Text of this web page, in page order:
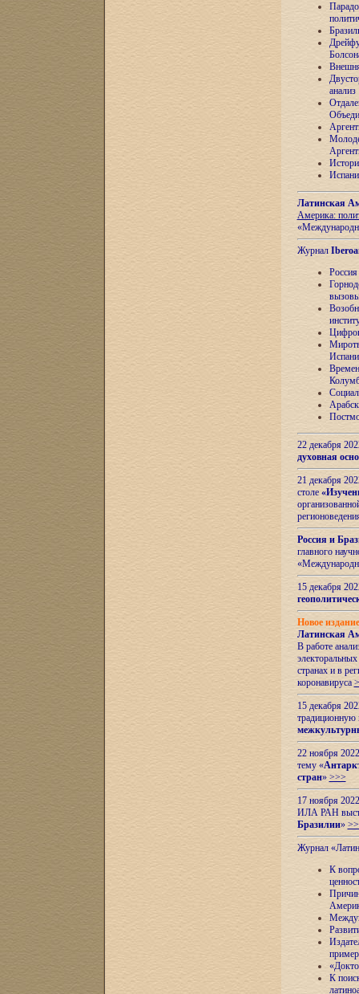
анализ
Латинская
Америка:
Журнал
22 декабря
духовная
21 декабря
столе
Россия и
главного
15 декабря
Новое
Латинская
В работе
странах и в
коронавируса
15 декабря
22 ноября
тему «
стран» >>>
17 ноября
ИЛА РАН
Бразилии»
Журнал
К
К